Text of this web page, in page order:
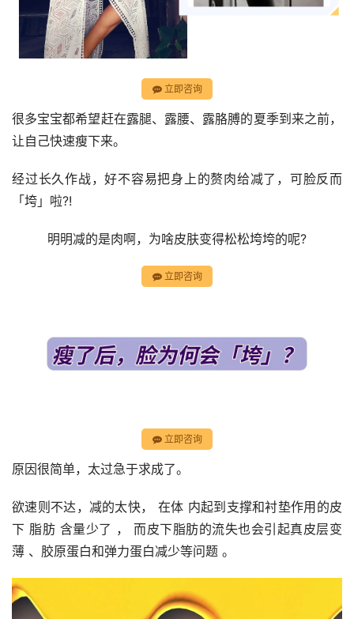
立即咨询
很多宝宝都希望赶在露腿、露腰、露胳膊的夏季到来之前，
让自己快速瘦下来。
经过长久作战，好不容易把身上的赘肉给减了，可脸反而
「垮」啦?!
明明减的是肉啊，为啥皮肤变得松松垮垮的呢?
立即咨询
立即咨询
原因很简单，太过急于求成了。
欲速则不达，减的太快， 在体 内起到支撑和衬垫作用的皮
下 脂肪 含量少了 ， 而皮下脂肪的流失也会引起真皮层变
薄 、胶原蛋白和弹力蛋白减少等问题 。